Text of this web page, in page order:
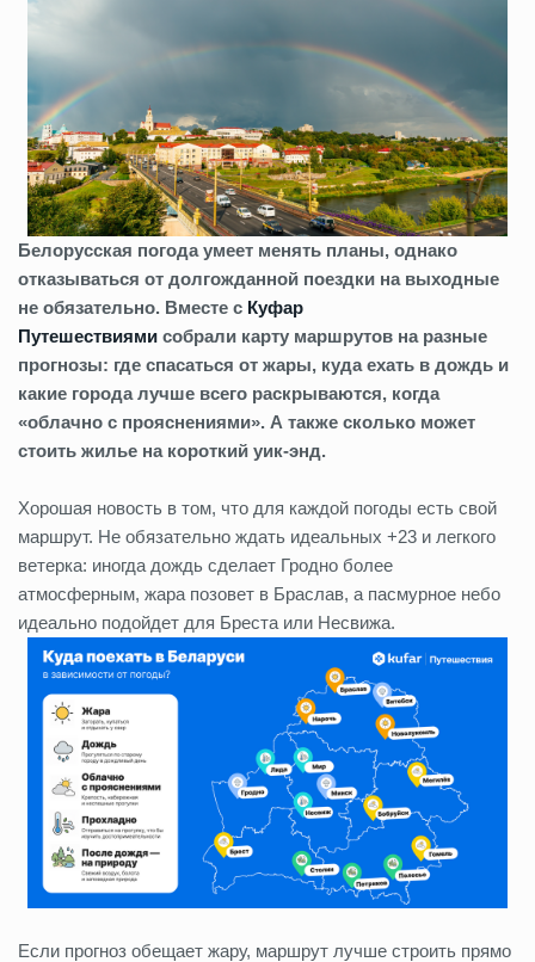
Белорусская погода умеет менять планы, однако
отказываться от долгожданной поездки на выходные
не обязательно. Вместе с Куфар
Путешествиями собрали карту маршрутов на разные
прогнозы: где спасаться от жары, куда ехать в дождь и
какие города лучше всего раскрываются, когда
«облачно с прояснениями». А также сколько может
стоить жилье на короткий уик-энд.
Хорошая новость в том, что для каждой погоды есть свой
маршрут. Не обязательно ждать идеальных +23 и легкого
ветерка: иногда дождь сделает Гродно более
атмосферным, жара позовет в Браслав, а пасмурное небо
идеально подойдет для Бреста или Несвижа.
Если прогноз обещает жару, маршрут лучше строить прямо